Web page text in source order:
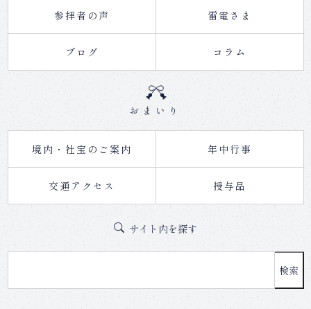
参拝者の声 雷電さま
ブログ コラム
おまいり
境内・社宝のご案内 年中行事
交通アクセス 授与品
サイト内を探す
検索